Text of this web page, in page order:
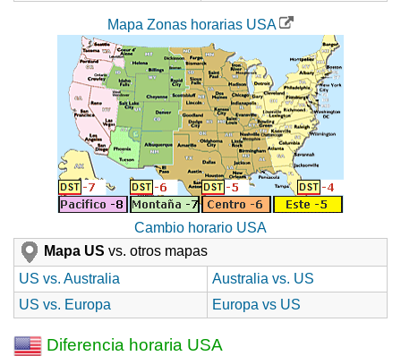
Mapa Zonas horarias USA
Cambio horario USA
Mapa US vs. otros mapas
US vs. Australia
Australia vs. US
US vs. Europa
Europa vs US
Diferencia horaria USA